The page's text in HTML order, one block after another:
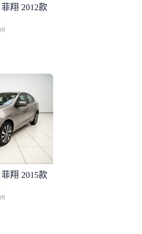
翔 2012款
翔 2015款